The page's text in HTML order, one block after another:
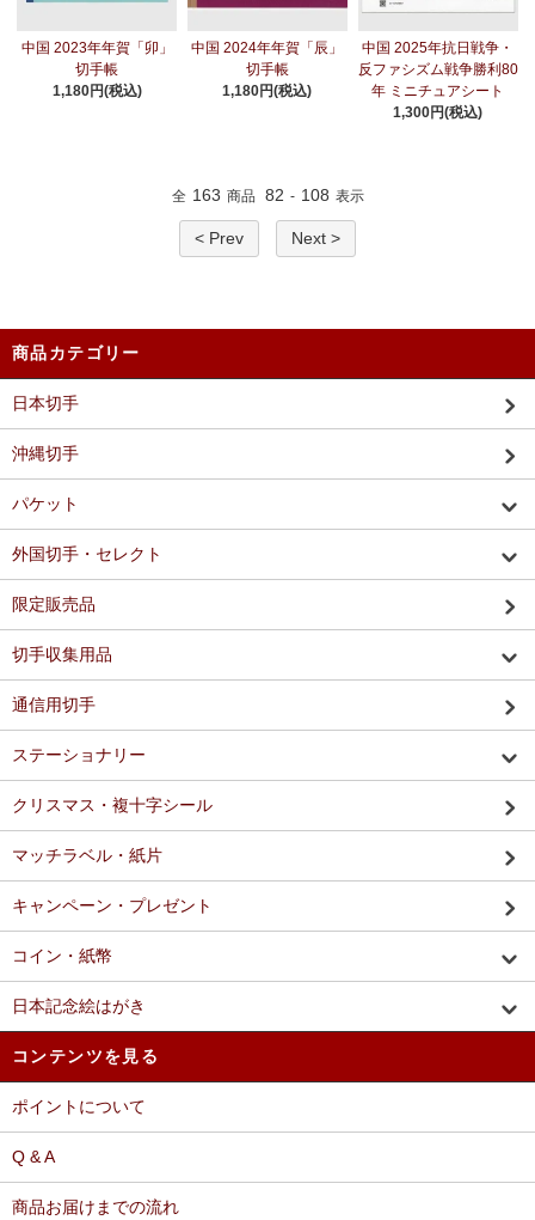
中国 2023年年賀「卯」
切手帳
1,180円(税込)
中国 2024年年賀「辰」
切手帳
1,180円(税込)
中国 2025年抗日戦争・
反ファシズム戦争勝利80
年 ミニチュアシート
1,300円(税込)
全 163 商品 82 - 108 表示
< Prev Next >
商品カテゴリー
日本切手
沖縄切手
パケット
外国切手・セレクト
限定販売品
切手収集用品
通信用切手
ステーショナリー
クリスマス・複十字シール
マッチラベル・紙片
キャンペーン・プレゼント
コイン・紙幣
日本記念絵はがき
コンテンツを見る
ポイントについて
Q & A
商品お届けまでの流れ